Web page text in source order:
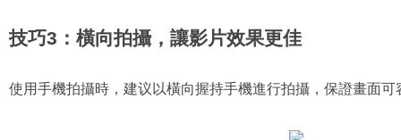
技巧3：橫向拍攝，讓影片效果更佳
使用手機拍攝時，建议以橫向握持手機進行拍攝，保證畫面可